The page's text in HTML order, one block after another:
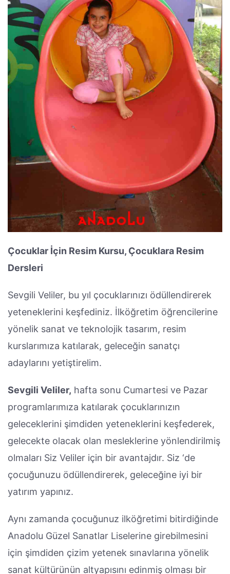
Çocuklar İçin Resim Kursu, Çocuklara Resim
Dersleri
Sevgili Veliler, bu yıl çocuklarınızı ödüllendirerek
yeteneklerini keşfediniz. İlköğretim öğrencilerine
yönelik sanat ve teknolojik tasarım, resim
kurslarımıza katılarak, geleceğin sanatçı
adaylarını yetiştirelim.
Sevgili Veliler, hafta sonu Cumartesi ve Pazar
programlarımıza katılarak çocuklarınızın
geleceklerini şimdiden yeteneklerini keşfederek,
gelecekte olacak olan mesleklerine yönlendirilmiş
olmaları Siz Veliler için bir avantajdır. Siz ‘de
çocuğunuzu ödüllendirerek, geleceğine iyi bir
yatırım yapınız.
Aynı zamanda çocuğunuz ilköğretimi bitirdiğinde
Anadolu Güzel Sanatlar Liselerine girebilmesini
için şimdiden çizim yetenek sınavlarına yönelik
sanat kültürünün altyapısını edinmiş olması bir